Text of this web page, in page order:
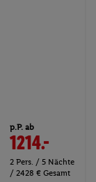
p.P. ab
1214.-
2 Pers. / 5 Nächte
/ 2428 € Gesamt